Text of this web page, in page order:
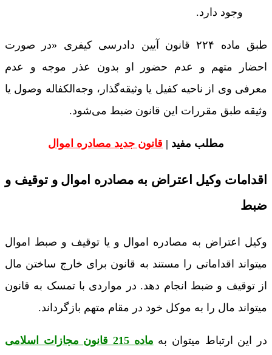
وجود دارد.
طبق ماده‌ ۲۲۴ قانون آیین دادرسی کیفری «در صورت
احضار متهم و عدم حضور او بدون عذر موجه و عدم
معرفی وی از ناحیه‌ کفیل یا وثیقه‌گذار، وجه‌الکفاله وصول یا
وثیقه طبق مقررات این قانون ضبط می‌شود.
مطلب مفید | قانون جدید مصادره اموال
اقدامات وکیل اعتراض به مصادره اموال و توقیف و
ضبط
وکیل اعتراض به مصادره اموال و یا توقیف و صبط اموال
میتواند اقداماتی را مستند به قانون برای خارج ساختن مال
از توقیف و ضبط انجام دهد. در مواردی با تمسک به قانون
میتواند مال را به موکل خود در مقام متهم بازگرداند.
در این ارتباط میتوان به ماده 215 قانون مجازات اسلامی